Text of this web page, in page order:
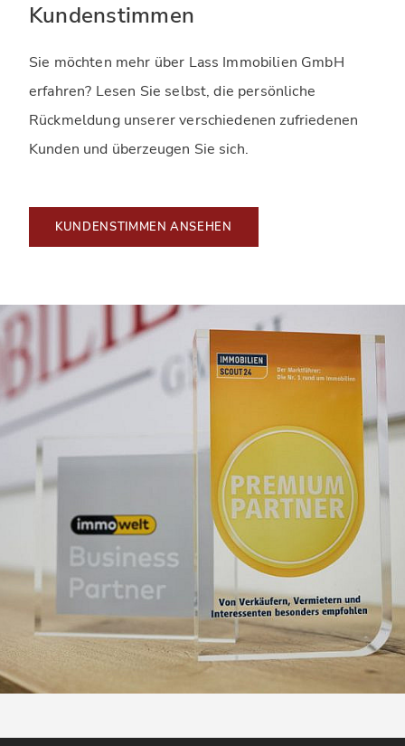
Kundenstimmen
Sie möchten mehr über Lass Immobilien GmbH
erfahren? Lesen Sie selbst, die persönliche
Rückmeldung unserer verschiedenen zufriedenen
Kunden und überzeugen Sie sich.
KUNDENSTIMMEN ANSEHEN